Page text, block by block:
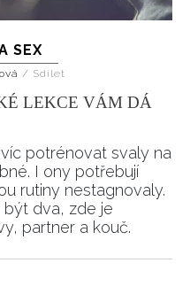
SEX
/ Sdílet
LEKCE VÁM DÁ
potrénovat svaly na
I ony potřebují
rutiny nestagnovaly.
být dva, zde je
partner a kouč.